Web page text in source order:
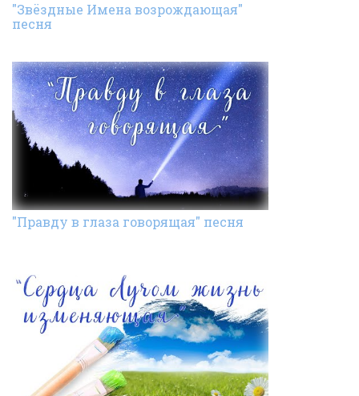
"Звёздные Имена возрождающая"
песня
"Правду в глаза говорящая" песня